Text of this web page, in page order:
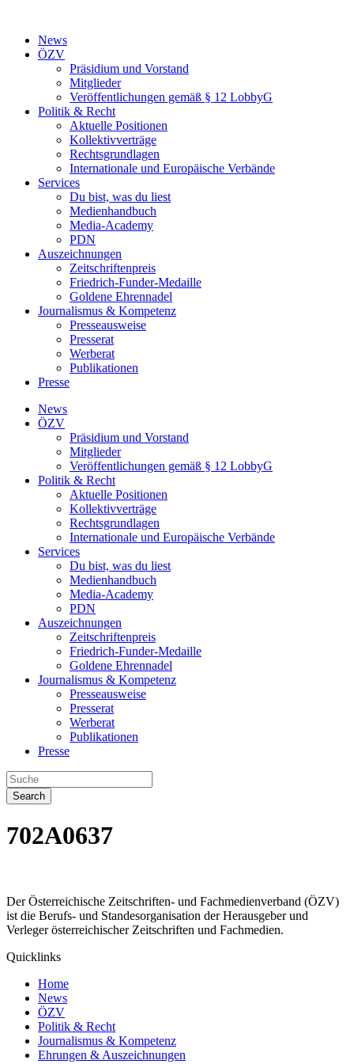
wechselnNews
ÖZV
Präsidium und Vorstand
Mitglieder
Veröffentlichungen gemäß § 12 LobbyG
Politik & Recht
Aktuelle Positionen
Kollektivverträge
Rechtsgrundlagen
Internationale und Europäische Verbände
Services
Du bist, was du liest
Medienhandbuch
Media-Academy
PDN
Auszeichnungen
Zeitschriftenpreis
Friedrich-Funder-Medaille
Goldene Ehrennadel
Journalismus & Kompetenz
Presseausweise
Presserat
Werberat
Publikationen
Presse
News
ÖZV
Präsidium und Vorstand
Mitglieder
Veröffentlichungen gemäß § 12 LobbyG
Politik & Recht
Aktuelle Positionen
Kollektivverträge
Rechtsgrundlagen
Internationale und Europäische Verbände
Services
Du bist, was du liest
Medienhandbuch
Media-Academy
PDN
Auszeichnungen
Zeitschriftenpreis
Friedrich-Funder-Medaille
Goldene Ehrennadel
Journalismus & Kompetenz
Presseausweise
Presserat
Werberat
Publikationen
Presse
Search
702A0637
Der Österreichische Zeitschriften- und Fachmedienverband (ÖZV)
ist die Berufs- und Standesorganisation der Herausgeber und
Verleger österreichischer Zeitschriften und Fachmedien.
Quicklinks
Home
News
ÖZV
Politik & Recht
Journalismus & Kompetenz
Ehrungen & Auszeichnungen